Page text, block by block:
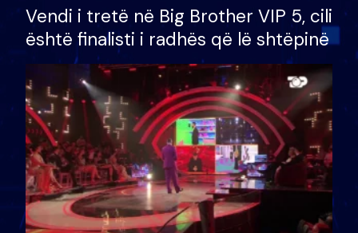
Vendi i tretë në Big Brother VIP 5, cili
është finalisti i radhës që lë shtëpinë